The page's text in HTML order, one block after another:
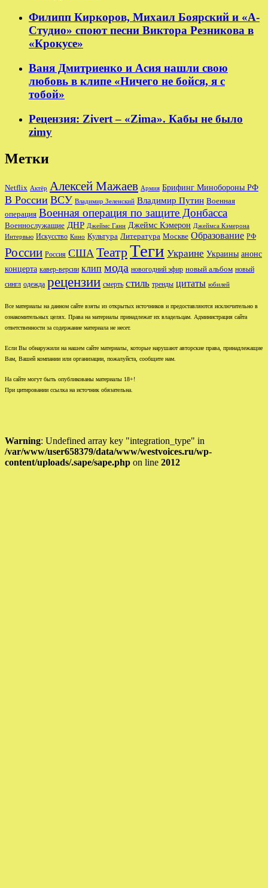
Филипп Киркоров, Михаил Боярский и «А-
Студио» споют песни Виктора Резникова в
«Крокусе»
Ваня Дмитриенко и Асия нашли свою
любовь в клипе «Ничего не бойся, я с
тобой»
Рецензия: Zivert – «Zima». Кабы не было
zimy
Метки
Netflix Актёр Алексей Мажаев Армия Брифинг Минобороны РФ
В России ВСУ Владимир Зеленский Владимир Путин Военная
операция Военная операция по защите Донбасса
Военнослужащие ДНР Джеймс Ганн Джеймс Кэмерон Джеймса Кэмерона
Интервью Искусство Кино Культура Литература Москве Образование РФ
России Россия США ТеатрТеги Украине Украины анонс
концерта кавер-версии клип мода новогодний эфир новый альбом новый
сингл одежда рецензии смерть стиль тренды цитаты юбилей
Все материалы на данном сайте взяты из открытых источников и предоставляются исключительно в
ознакомительных целях. Права на материалы принадлежат их владельцам. Администрация сайта
ответственности за содержание материала не несет.
Если Вы обнаружили на нашем сайте материалы, которые нарушают авторские права, принадлежащие
Вам, Вашей компании или организации, пожалуйста, сообщите нам.
На сайте могут быть опубликованы материалы 18+!
При цитировании ссылка на источник обязательна.
Warning: Undefined array key "integration_type" in
/var/www/user658379/data/www/westvoices.ru/wp-
content/uploads/.sape/sape.php on line 2012